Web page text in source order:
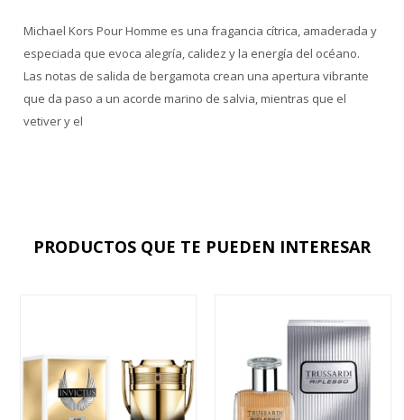
Michael Kors Pour Homme es una fragancia cítrica, amaderada y
especiada que evoca alegría, calidez y la energía del océano.
Las notas de salida de bergamota crean una apertura vibrante
que da paso a un acorde marino de salvia, mientras que el
vetiver y el
PRODUCTOS QUE TE PUEDEN INTERESAR